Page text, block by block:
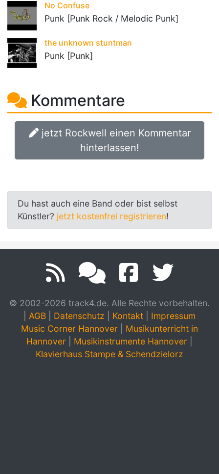
No Confuse
Punk [Punk Rock / Melodic Punk]
the unknown stuntman
Punk [Punk]
Kommentare
jetzt Rockwell einen Kommentar
hinterlassen!
Du hast auch eine Band oder bist selbst
Künstler? jetzt kostenfrei registrieren!
© 2002-2026 track4.de. Alle Rechte vorbehalten.
AGB Datenschutz Kontakt
Impressum
Music Corner Hannover
Musikunterricht in
Hannover
Musikinstrumente Hannover
Klavierhaus Stampe & Schendzielorz